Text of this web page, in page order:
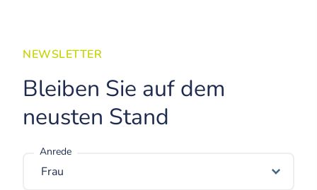
NEWSLETTER
Bleiben Sie auf dem
neusten Stand
Anrede